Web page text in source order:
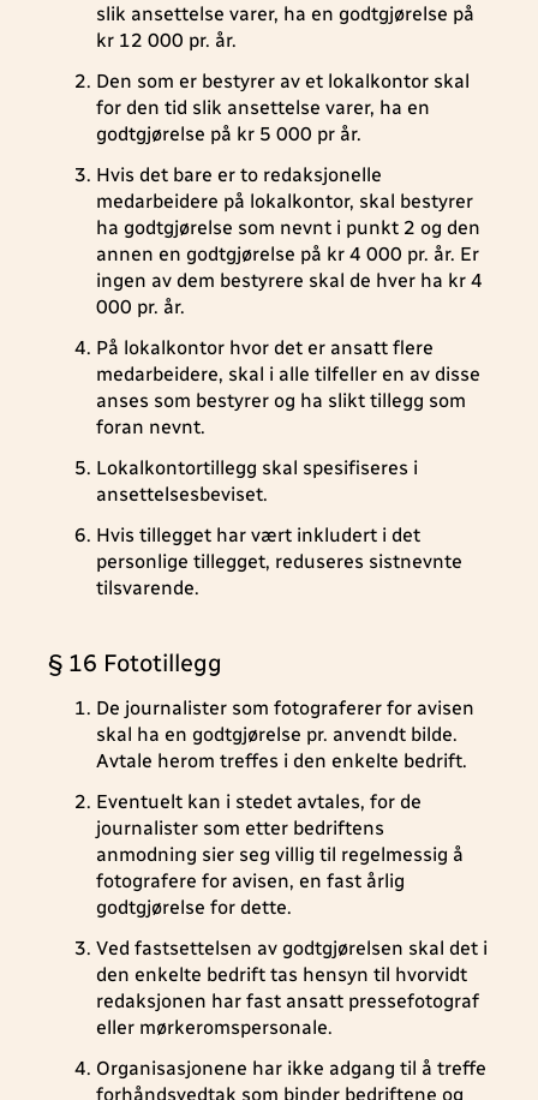
slik ansettelse varer, ha en godtgjørelse på
kr 12 000 pr. år.
Den som er bestyrer av et lokalkontor skal
for den tid slik ansettelse varer, ha en
godtgjørelse på kr 5 000 pr år.
Hvis det bare er to redaksjonelle
medarbeidere på lokalkontor, skal bestyrer
ha godtgjørelse som nevnt i punkt 2 og den
annen en godtgjørelse på kr 4 000 pr. år. Er
ingen av dem bestyrere skal de hver ha kr 4
000 pr. år.
På lokalkontor hvor det er ansatt flere
medarbeidere, skal i alle tilfeller en av disse
anses som bestyrer og ha slikt tillegg som
foran nevnt.
Lokalkontortillegg skal spesifiseres i
ansettelsesbeviset.
Hvis tillegget har vært inkludert i det
personlige tillegget, reduseres sistnevnte
tilsvarende.
§ 16 Fototillegg
De journalister som fotograferer for avisen
skal ha en godtgjørelse pr. anvendt bilde.
Avtale herom treffes i den enkelte bedrift.
Eventuelt kan i stedet avtales, for de
journalister som etter bedriftens
anmodning sier seg villig til regelmessig å
fotografere for avisen, en fast årlig
godtgjørelse for dette.
Ved fastsettelsen av godtgjørelsen skal det i
den enkelte bedrift tas hensyn til hvorvidt
redaksjonen har fast ansatt pressefotograf
eller mørkeromspersonale.
Organisasjonene har ikke adgang til å treffe
forhåndsvedtak som binder bedriftene og